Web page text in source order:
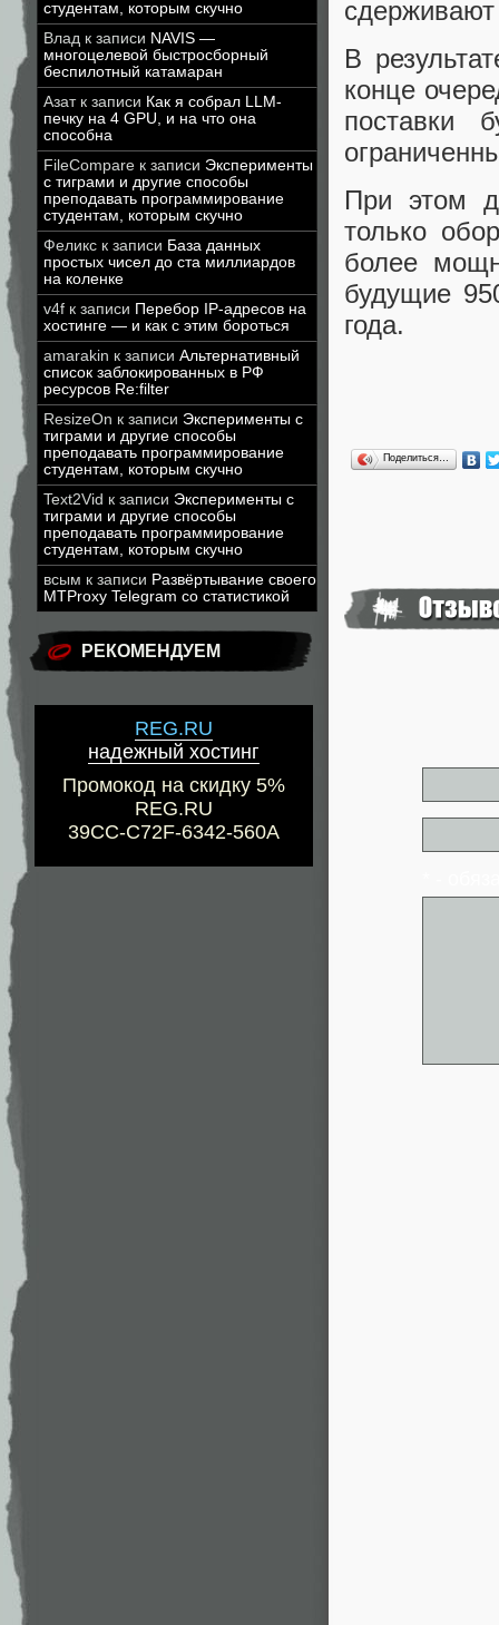
студентам, которым скучно
Влад к записи NAVIS —
многоцелевой быстросборный
беспилотный катамаран
Азатк записи Как я собрал LLM-
печку на 4 GPU, и на что она
способна
FileCompare к записи Эксперименты
с тиграми и другие способы
преподавать программирование
студентам, которым скучно
Феликс к записи База данных
простых чисел до ста миллиардов
на коленке
v4f к записи Перебор IP-адресов на
хостинге — и как с этим бороться
amarakin к записи Альтернативный
список заблокированных в РФ
ресурсов Re:filter
ResizeOn к записи Эксперименты с
тиграми и другие способы
преподавать программирование
студентам, которым скучно
Text2Vid к записи Эксперименты с
тиграми и другие способы
преподавать программирование
студентам, которым скучно
всым к записи Развёртывание своего
MTProxy Telegram со статистикой
РЕКОМЕНДУЕМ
REG.RU
надежный хостинг
Промокод на скидку 5%
REG.RU
39CC-C72F-6342-560A
В
конце
поставки
При этом
только
более
будущие
года.
Поделиться…